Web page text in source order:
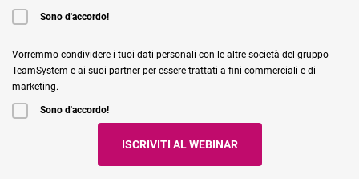
Sono d'accordo!
Vorremmo condividere i tuoi dati personali con le altre società del gruppo
TeamSystem e ai suoi partner per essere trattati a fini commerciali e di
marketing.
Sono d'accordo!